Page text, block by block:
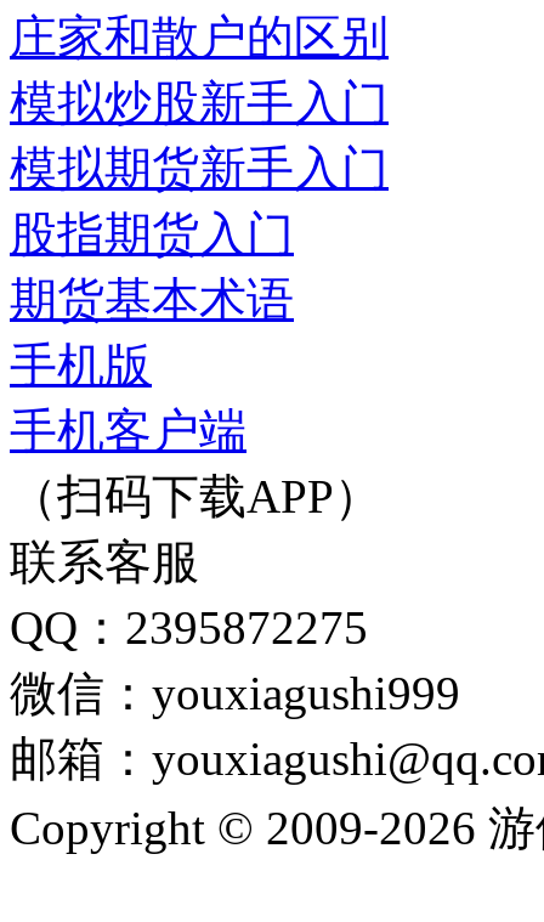
庄家和散户的区别
模拟炒股新手入门
模拟期货新手入门
股指期货入门
期货基本术语
手机版
手机客户端
（扫码下载APP）
联系客服
QQ：2395872275
微信：youxiagushi999
邮箱：
Copyright © 2009-2026